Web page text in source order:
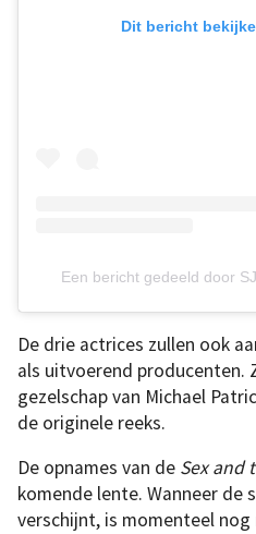
Dit bericht
Een bericht gedeeld door
De drie actrices zullen ook
als uitvoerend producenten.
gezelschap van Michael
de originele reeks.
De opnames van de Sex and
komende lente. Wanneer de
verschijnt, is momenteel nog